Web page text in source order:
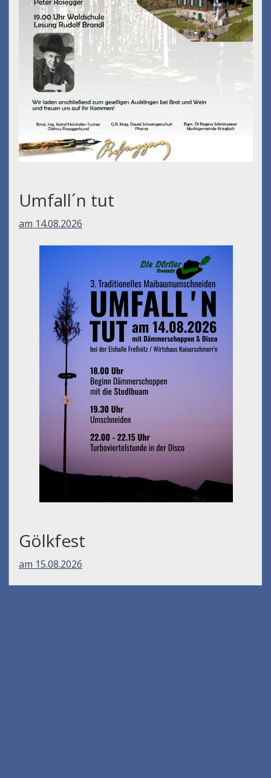
Umfall´n tut
am 14.08.2026
Gölkfest
am 15.08.2026